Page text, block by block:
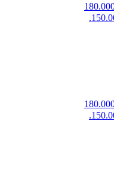
اصلی: تومان180.000
اصلی: تومان180.000